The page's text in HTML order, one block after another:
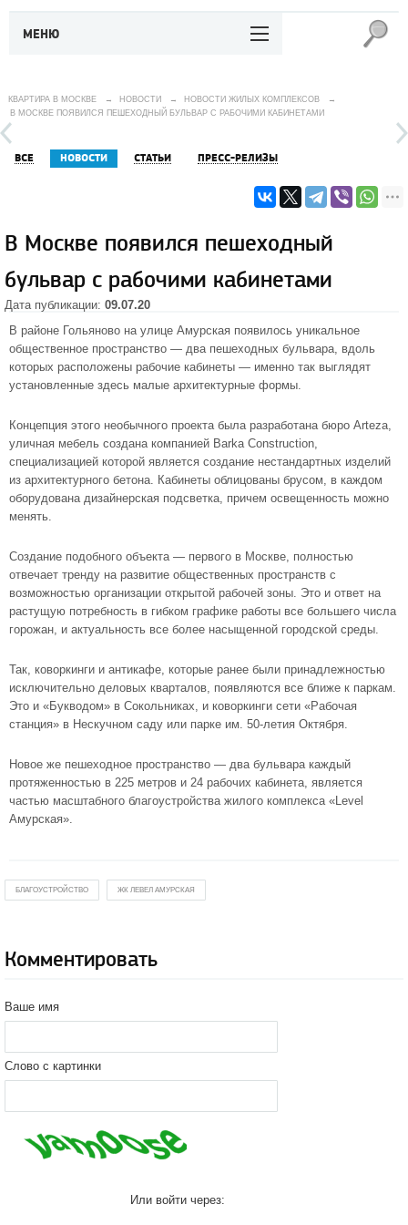
МЕНЮ
КВАРТИРА В МОСКВЕ → НОВОСТИ → НОВОСТИ ЖИЛЫХ КОМПЛЕКСОВ
→
В МОСКВЕ ПОЯВИЛСЯ ПЕШЕХОДНЫЙ БУЛЬВАР С РАБОЧИМИ КАБИНЕТАМИ
ВСЕ НОВОСТИ СТАТЬИ ПРЕСС-РЕЛИЗЫ
В Москве появился пешеходный
бульвар с рабочими кабинетами
Дата публикации: 09.07.20
В районе Гольяново на улице Амурская появилось уникальное
общественное пространство — два пешеходных бульвара, вдоль
которых расположены рабочие кабинеты — именно так выглядят
установленные здесь малые архитектурные формы.
Концепция этого необычного проекта была разработана бюро Arteza,
уличная мебель создана компанией Barka Construction,
специализацией которой является создание нестандартных изделий
из архитектурного бетона. Кабинеты облицованы брусом, в каждом
оборудована дизайнерская подсветка, причем освещенность можно
менять.
Создание подобного объекта — первого в Москве, полностью
отвечает тренду на развитие общественных пространств с
возможностью организации открытой рабочей зоны. Это и ответ на
растущую потребность в гибком графике работы все большего числа
горожан, и актуальность все более насыщенной городской среды.
Так, коворкинги и антикафе, которые ранее были принадлежностью
исключительно деловых кварталов, появляются все ближе к паркам.
Это и «Букводом» в Сокольниках, и коворкинги сети «Рабочая
станция» в Нескучном саду или парке им. 50-летия Октября.
Новое же пешеходное пространство — два бульвара каждый
протяженностью в 225 метров и 24 рабочих кабинета, является
частью масштабного благоустройства жилого комплекса «Level
Амурская».
БЛАГОУСТРОЙСТВО ЖК ЛЕВЕЛ АМУРСКАЯ
Комментировать
Ваше имя
Слово с картинки
Или войти через: